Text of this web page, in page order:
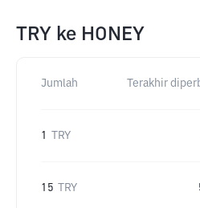
TRY ke HONEY
Jumlah Terakhir
1 TRY
15 TRY